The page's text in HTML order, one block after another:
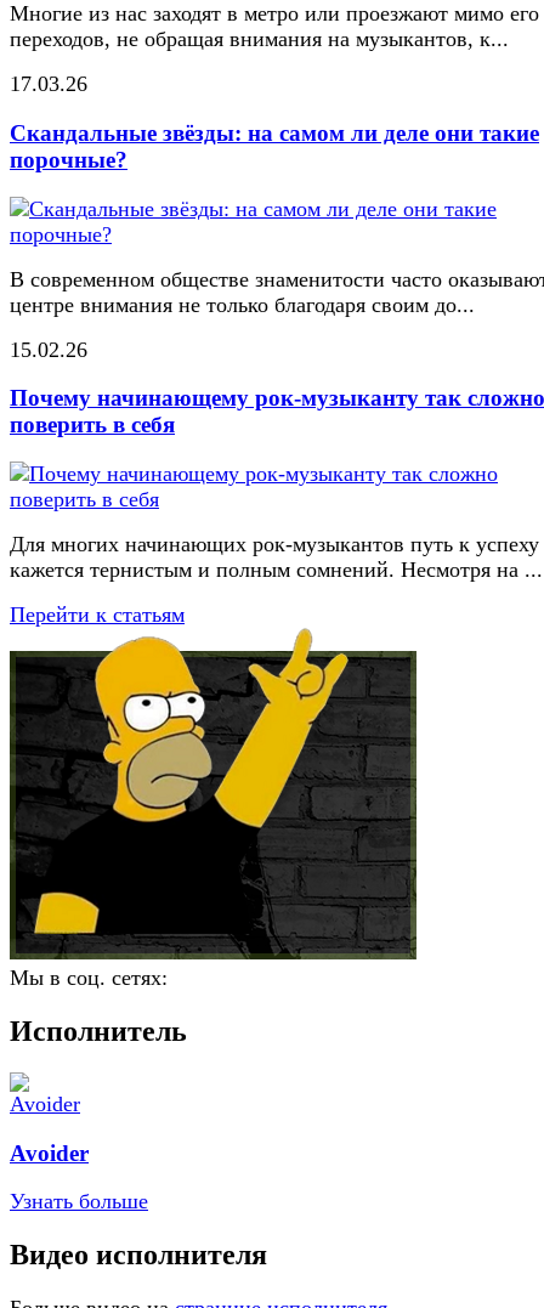
Многие из нас заходят в метро или проезжают мимо его
переходов, не обращая внимания на музыкантов, к...
17.03.26
Скандальные звёзды: на самом ли деле они такие
порочные?
В современном обществе знаменитости часто
центре внимания не только благодаря своим до...
15.02.26
Почему начинающему рок-музыканту так сложно
поверить в себя
Для многих начинающих рок-музыкантов путь к успеху
кажется тернистым и полным сомнений. Несмотря на ...
Перейти к статьям
Мы в соц. сетях:
Исполнитель
Avoider
Узнать больше
Видео исполнителя